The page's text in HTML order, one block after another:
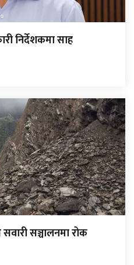
निर्देशकमा साह
सवारी सञ्चालनमा रोक